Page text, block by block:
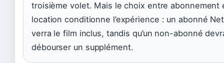
troisième volet. Mais le choix entre abonnement
location conditionne l’expérience : un abonné
verra le film inclus, tandis qu’un non-abonné
débourser un supplément.